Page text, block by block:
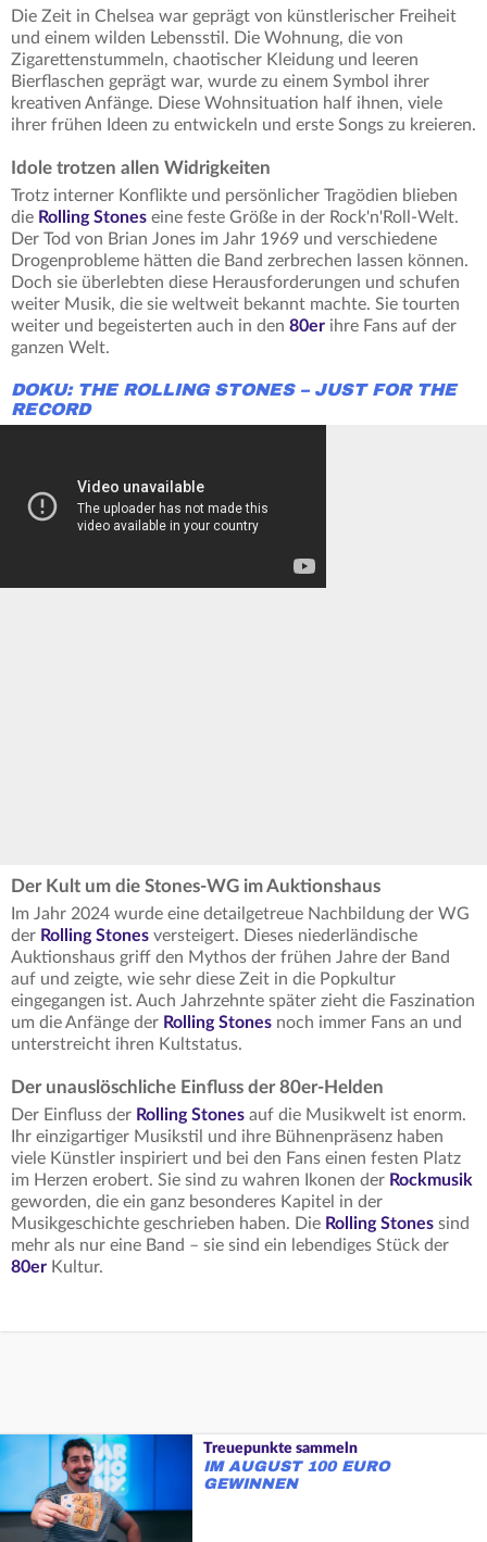
Die Zeit in Chelsea war geprägt von künstlerischer Freiheit
und einem wilden Lebensstil. Die Wohnung, die von
Zigarettenstummeln, chaotischer Kleidung und leeren
Bierflaschen geprägt war, wurde zu einem Symbol ihrer
kreativen Anfänge. Diese Wohnsituation half ihnen, viele
ihrer frühen Ideen zu entwickeln und erste Songs zu kreieren.
Idole trotzen allen Widrigkeiten
Trotz interner Konflikte und persönlicher Tragödien blieben
die Rolling Stones eine feste Größe in der Rock'n'Roll-Welt.
Der Tod von Brian Jones im Jahr 1969 und verschiedene
Drogenprobleme hätten die Band zerbrechen lassen können.
Doch sie überlebten diese Herausforderungen und schufen
weiter Musik, die sie weltweit bekannt machte. Sie tourten
weiter und begeisterten auch in den 80er ihre Fans auf der
ganzen Welt.
DOKU: THE ROLLING STONES – JUST FOR THE
RECORD
Der Kult um die Stones-WG im Auktionshaus
Im Jahr 2024 wurde eine detailgetreue Nachbildung der WG
der Rolling Stones versteigert. Dieses niederländische
Auktionshaus griff den Mythos der frühen Jahre der Band
auf und zeigte, wie sehr diese Zeit in die Popkultur
eingegangen ist. Auch Jahrzehnte später zieht die Faszination
um die Anfänge der Rolling Stones noch immer Fans an und
unterstreicht ihren Kultstatus.
Der unauslöschliche Einfluss der 80er-Helden
Der Einfluss der Rolling Stones auf die Musikwelt ist enorm.
Ihr einzigartiger Musikstil und ihre Bühnenpräsenz haben
viele Künstler inspiriert und bei den Fans einen festen Platz
im Herzen erobert. Sie sind zu wahren Ikonen der Rockmusik
geworden, die ein ganz besonderes Kapitel in der
Musikgeschichte geschrieben haben. Die Rolling Stones sind
mehr als nur eine Band – sie sind ein lebendiges Stück der
80er Kultur.
Treuepunkte sammeln
IM AUGUST 100 EURO
GEWINNEN